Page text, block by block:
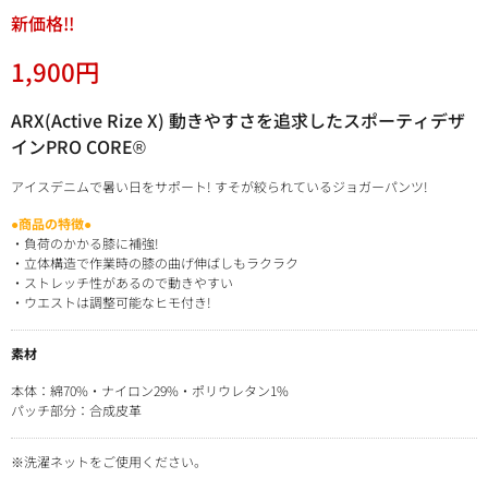
新価格!!
1,900円
ARX(Active Rize X) 動きやすさを追求したスポーティデザ
インPRO CORE®
アイスデニムで暑い日をサポート! すそが絞られているジョガーパンツ!
●商品の特徴●
・負荷のかかる膝に補強!
・立体構造で作業時の膝の曲げ伸ばしもラクラク
・ストレッチ性があるので動きやすい
・ウエストは調整可能なヒモ付き!
素材
本体：綿70%・ナイロン29%・ポリウレタン1%
パッチ部分：合成皮革
※洗濯ネットをご使用ください。